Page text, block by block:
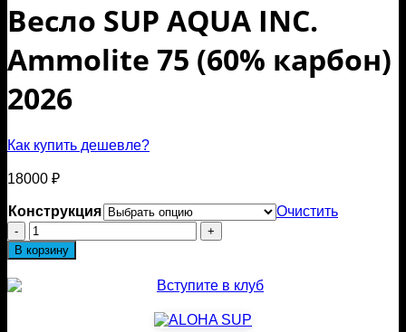
Весло SUP AQUA INC.
Ammolite 75 (60% карбон)
2026
Как купить дешевле?
18000 ₽
Конструкция
Очистить
Количество
товара
Весло
В корзину